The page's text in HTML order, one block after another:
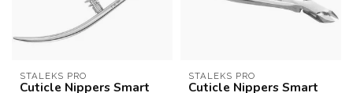
STALEKS PRO
Cuticle Nippers Smart
STALEKS PRO
Cuticle Nippers Smart